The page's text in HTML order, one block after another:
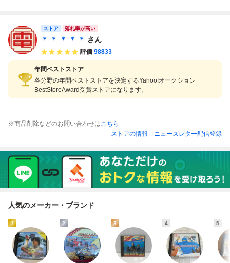
ハガキ付【10
ドDUO
ストア 落札率が高い
＊ ＊ ＊ ＊ ＊ さん
評価 98833
年間ベストストア
各分野の年間ベストストアを決定するYahoo!オークション
BestStoreAward受賞ストアになります。
※商品削除などのお問い合わせはこちら
ストアの情報
ニュースレター配信登録
人気のメーカー・ブランド
1 2 3 4 5